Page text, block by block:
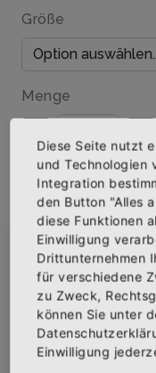
Größe
Menge
BESCHREIBUNG
Über den
Abonniere
Bekomme die
Produkte und
deine nächste
Diese Seite nutzt
und Technologien
Integration
den Button "Alles
diese Funktionen
Einwilligung
Drittunternehmen
für verschiedene
zu Zweck,
können Sie unter
Einwilligung